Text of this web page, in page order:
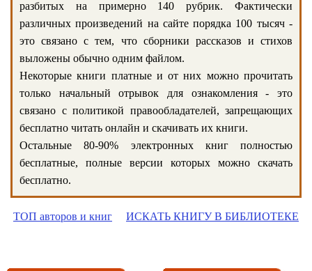
разбитых на примерно 140 рубрик. Фактически
различных произведений на сайте порядка 100 тысяч -
это связано с тем, что сборники рассказов и стихов
выложены обычно одним файлом.
Некоторые книги платные и от них можно прочитать
только начальный отрывок для ознакомления - это
связано с политикой правообладателей, запрещающих
бесплатно читать онлайн и скачивать их книги.
Остальные 80-90% электронных книг полностью
бесплатные, полные версии которых можно скачать
бесплатно.
ТОП авторов и книг ИСКАТЬ КНИГУ В БИБЛИОТЕКЕ